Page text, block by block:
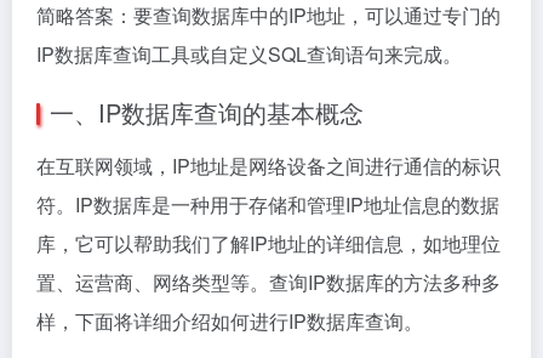
简略答案：要查询数据库中的IP地址，可以通过专门的
IP数据库查询工具或自定义SQL查询语句来完成。
一、IP数据库查询的基本概念
在互联网领域，IP地址是网络设备之间进行通信的标识
符。IP数据库是一种用于存储和管理IP地址信息的数据
库，它可以帮助我们了解IP地址的详细信息，如地理位
置、运营商、网络类型等。查询IP数据库的方法多种多
样，下面将详细介绍如何进行IP数据库查询。